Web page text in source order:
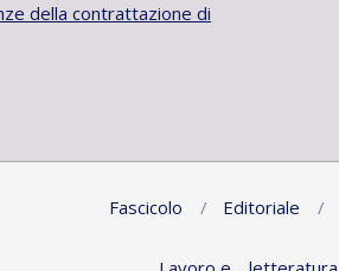
della contrattazione di
Fascicolo Editoriale